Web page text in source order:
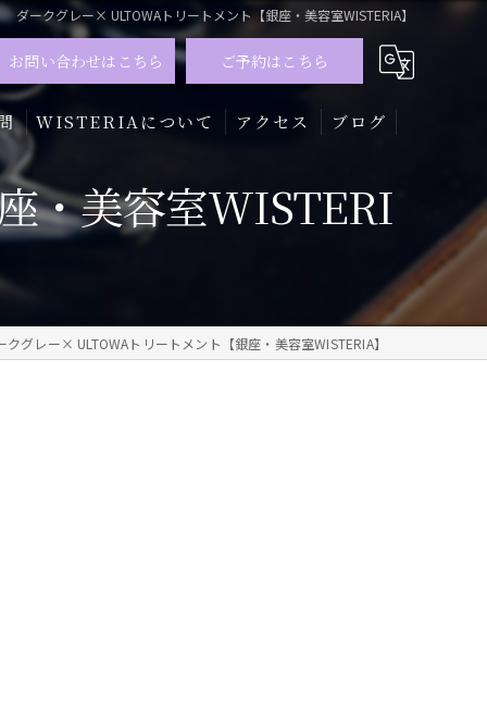
ダークグレー× ULTOWAトリートメント【銀座・美容室WISTERIA】
お問い合わせはこちら ご予約はこちら
WISTERIAについて
髪質改善
メンズ
アクセス ブログ
・美容室WISTERI
クグレー× ULTOWAトリートメント【銀座・美容室WISTERIA】